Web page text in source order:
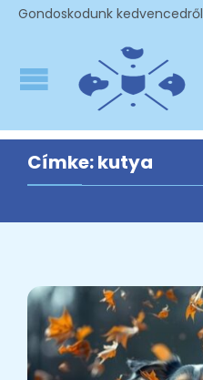
Gondoskodunk kedvencedről
Címke:kutya